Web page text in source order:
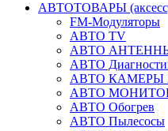
АВТОТОВАРЫ
FM-Модуляторы
АВТО TV
АВТО
АВТО
АВТО КАМЕРЫ
АВТО
АВТО Обогрев
АВТО Пылесосы